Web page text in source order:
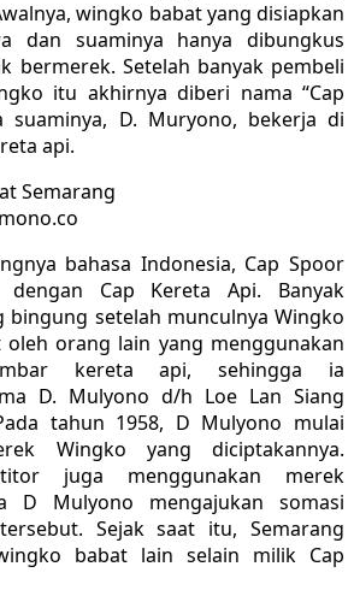
wingko babat yang disiapkan
dan suaminya hanya dibungkus
bermerek. Setelah banyak pembeli
itu akhirnya diberi nama “Cap
suaminya, D. Muryono, bekerja di
api.
bahasa Indonesia, Cap Spoor
dengan Cap Kereta Api. Banyak
bingung setelah munculnya Wingko
oleh orang lain yang menggunakan
kereta api, sehingga ia
D. Mulyono d/h Loe Lan Siang
tahun 1958, D Mulyono mulai
Wingko yang diciptakannya.
juga menggunakan merek
D Mulyono mengajukan somasi
Sejak saat itu, Semarang
babat lain selain milik Cap